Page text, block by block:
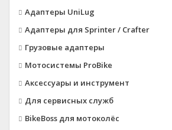
Адаптеры UniLug
Адаптеры для Sprinter / Crafter
Грузовые адаптеры
Мотосистемы ProBike
Аксессуары и инструмент
Для сервисных служб
BikeBoss для мотоколёс